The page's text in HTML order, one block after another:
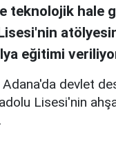
teknolojik hale
eğitimi
devlet
Lisesi'nin